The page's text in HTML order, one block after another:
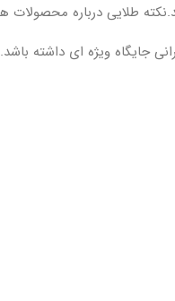
جایگاه ویژه ای داشته باشد.